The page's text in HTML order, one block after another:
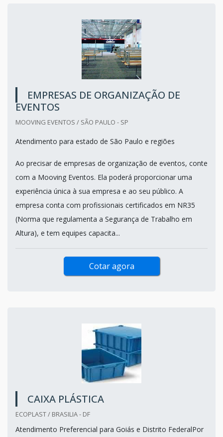
EMPRESAS DE ORGANIZAÇÃO DE
EVENTOS
MOOVING EVENTOS / SÃO PAULO - SP
Atendimento para estado de São Paulo e regiões
Ao precisar de empresas de organização de eventos, conte
com a Mooving Eventos. Ela poderá proporcionar uma
experiência única à sua empresa e ao seu público. A
empresa conta com profissionais certificados em NR35
(Norma que regulamenta a Segurança de Trabalho em
Altura), e tem equipes capacita...
Cotar agora
CAIXA PLÁSTICA
ECOPLAST / BRASILIA - DF
Atendimento Preferencial para Goiás e Distrito FederalPor